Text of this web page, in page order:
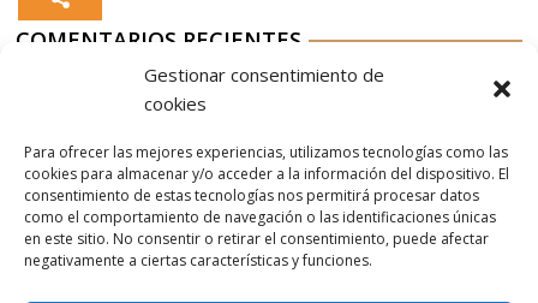
Gestionar consentimiento de
cookies
Para ofrecer las mejores experiencias, utilizamos tecnologías como las
cookies para almacenar y/o acceder a la información del dispositivo. El
consentimiento de estas tecnologías nos permitirá procesar datos
como el comportamiento de navegación o las identificaciones únicas
en este sitio. No consentir o retirar el consentimiento, puede afectar
negativamente a ciertas características y funciones.
COMENTARIOS RECIENTES
Nordés Vermouth Rojo
Aurelio G-MenNordés Vermouth Rojo
AitorenNordés Vermouth Rojo
Aurelio G-M en Nordés Vermouth Rojo